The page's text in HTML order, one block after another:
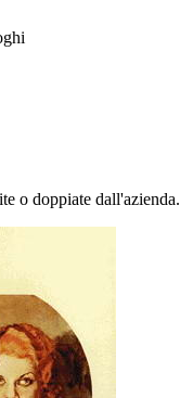
o doppiate dall'azienda.